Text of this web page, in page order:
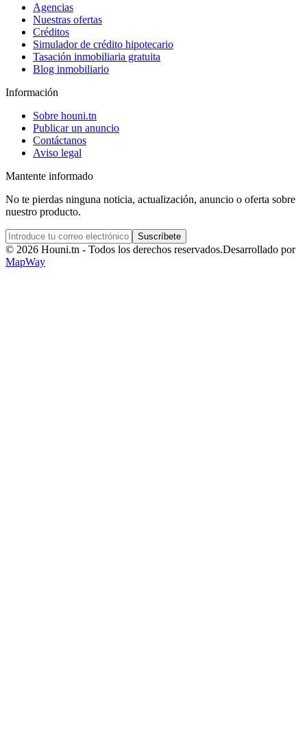
Agencias
Nuestras ofertas
Créditos
Simulador de crédito hipotecario
Tasación inmobiliaria gratuita
Blog inmobiliario
Información
Sobre houni.tn
Publicar un anuncio
Contáctanos
Aviso legal
Mantente informado
No te pierdas ninguna noticia, actualización, anuncio o oferta sobre
nuestro producto.
Suscríbete
© 2026 Houni.tn - Todos los derechos reservados.Desarrollado por
MapWay